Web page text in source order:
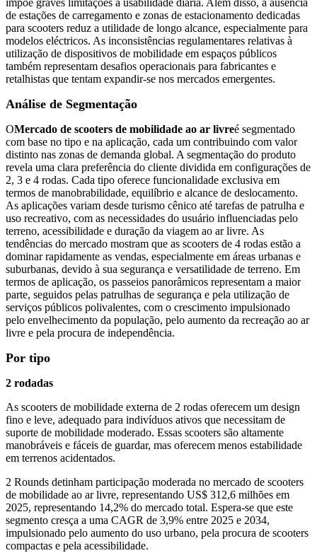
impõe graves limitações à usabilidade diária. Além disso, a ausência
de estações de carregamento e zonas de estacionamento dedicadas
para scooters reduz a utilidade de longo alcance, especialmente para
modelos eléctricos. As inconsistências regulamentares relativas à
utilização de dispositivos de mobilidade em espaços públicos
também representam desafios operacionais para fabricantes e
retalhistas que tentam expandir-se nos mercados emergentes.
Análise de Segmentação
OMercado de scooters de mobilidade ao ar livreé segmentado
com base no tipo e na aplicação, cada um contribuindo com valor
distinto nas zonas de demanda global. A segmentação do produto
revela uma clara preferência do cliente dividida em configurações de
2, 3 e 4 rodas. Cada tipo oferece funcionalidade exclusiva em
termos de manobrabilidade, equilíbrio e alcance de deslocamento.
As aplicações variam desde turismo cênico até tarefas de patrulha e
uso recreativo, com as necessidades do usuário influenciadas pelo
terreno, acessibilidade e duração da viagem ao ar livre. As
tendências do mercado mostram que as scooters de 4 rodas estão a
dominar rapidamente as vendas, especialmente em áreas urbanas e
suburbanas, devido à sua segurança e versatilidade de terreno. Em
termos de aplicação, os passeios panorâmicos representam a maior
parte, seguidos pelas patrulhas de segurança e pela utilização de
serviços públicos polivalentes, com o crescimento impulsionado
pelo envelhecimento da população, pelo aumento da recreação ao ar
livre e pela procura de independência.
Por tipo
2 rodadas
As scooters de mobilidade externa de 2 rodas oferecem um design
fino e leve, adequado para indivíduos ativos que necessitam de
suporte de mobilidade moderado. Essas scooters são altamente
manobráveis ​​e fáceis de guardar, mas oferecem menos estabilidade
em terrenos acidentados.
2 Rounds detinham participação moderada no mercado de scooters
de mobilidade ao ar livre, representando US$ 312,6 milhões em
2025, representando 14,2% do mercado total. Espera-se que este
segmento cresça a uma CAGR de 3,9% entre 2025 e 2034,
impulsionado pelo aumento do uso urbano, pela procura de scooters
compactas e pela acessibilidade.